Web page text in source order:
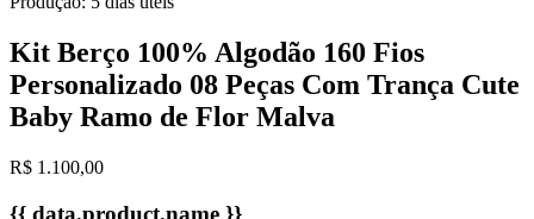
Kit Berço 100% Algodão 160 Fios
Personalizado 08 Peças Com Trança Cute
Baby Ramo de Flor Malva
R$ 1.100,00
{{ data.product.name }}